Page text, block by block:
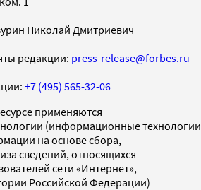
Николай Дмитриевич
редакции: press-release@forbes.ru
+7 (495) 565-32-06
применяются
(информационные технологии
на основе сбора,
сведений, относящихся
сети «Интернет»,
Российской Федерации)